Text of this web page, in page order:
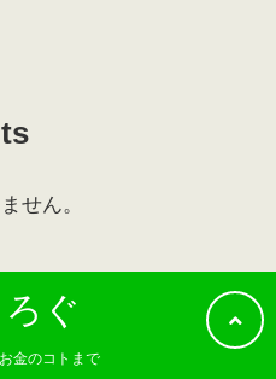
せん。
ぐ
金のコトまで